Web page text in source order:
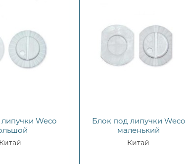
Weco
Китай
Блок под липучки Weco
маленький
Китай